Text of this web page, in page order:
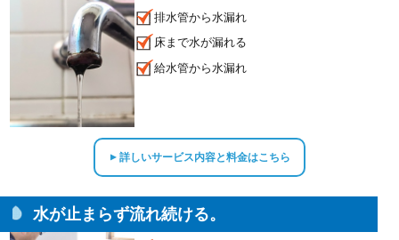
排水管から水漏れ
床まで水が漏れる
給水管から水漏れ
▲詳しいサービス内容と料金はこちら
水が止まらず流れ続ける。